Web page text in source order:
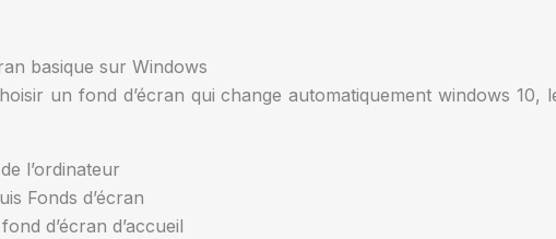
basique sur Windows
un fond d’écran qui change automatiquement windows 10,
l’ordinateur
Fonds d’écran
d’écran d’accueil